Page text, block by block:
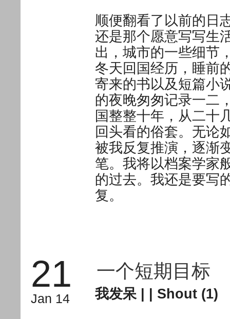
顺便翻看了以前的日
还是那个愿意写写生
出，城市的一些细节
冬天回国经历，睡前
寄来的书以及短篇小
的夜晚匆匆记录一二
国整整十年，从二十
回头看的俗套。无论
被我反复推演，逐渐
笔。我将以档案学家
的过去。我还是要写
复。
21
Jan 14
一个短期目标
我发呆 Shout (1)